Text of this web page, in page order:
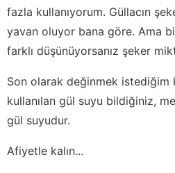
fazla kullanıyorum. Güllacın
yavan oluyor bana göre. Ama
farklı düşünüyorsanız şeker
Son olarak değinmek istediğim
kullanılan gül suyu bildiğiniz,
gül suyudur.
Afiyetle kalın...